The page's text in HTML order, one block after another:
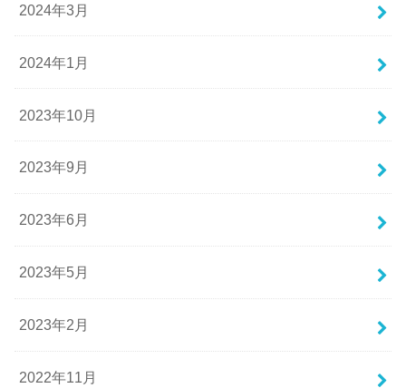
2024年3月
2024年1月
2023年10月
2023年9月
2023年6月
2023年5月
2023年2月
2022年11月